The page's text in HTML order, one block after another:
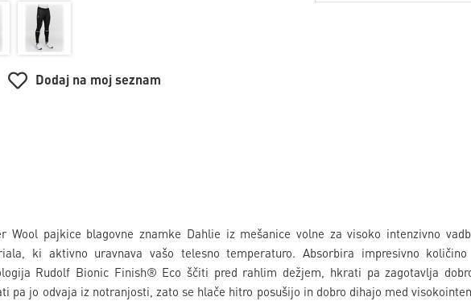
Dodaj na moj seznam
Wool pajkice blagovne znamke Dahlie iz mešanice volne za visoko intenzivno
ki aktivno uravnava vašo telesno temperaturo. Absorbira impresivno
Rudolf Bionic Finish® Eco ščiti pred rahlim dežjem, hkrati pa zagotavlja
pa jo odvaja iz notranjosti, zato se hlače hitro posušijo in dobro dihajo med